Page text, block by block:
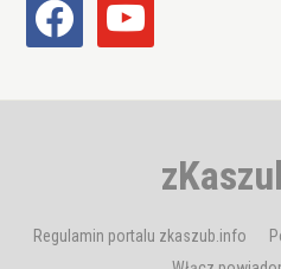
facebook youtube
Regulamin portalu zkaszub.info